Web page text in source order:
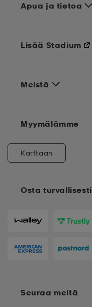
Apua ja tietoa
Meistä
Osta turvallisesti
Lisää Stadium
Myymälämme
Karttaan
Seuraa meitä